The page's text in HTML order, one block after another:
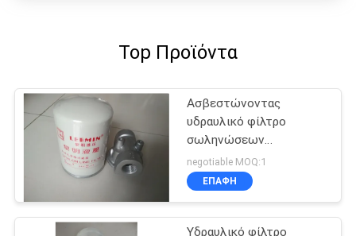
Top Προϊόντα
Ασβεστώνοντας
υδραυλικό φίλτρο
σωληνώσεων
πετρελαίου
περιστροφικό
negotiable MOQ:1
ΕΠΑΦΉ
Υδραυλικό φίλτρο